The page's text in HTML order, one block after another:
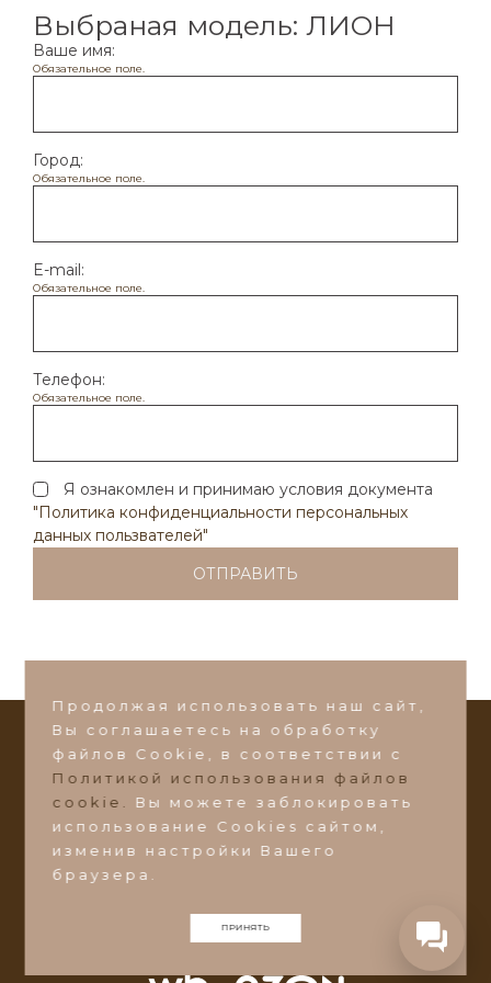
Продолжая использовать наш сайт,
Вы соглашаетесь на обработку
файлов Сookie, в соответствии с
Политикой использования файлов
cookie.
Вы можете заблокировать
использование Cookies сайтом,
изменив настройки Вашего
браузера.
ПРИНЯТЬ
Выбраная модель: ЛИОН
Ваше имя:
Обязательное поле.
Город:
Обязательное поле.
E-mail:
Обязательное поле.
Телефон:
Обязательное поле.
Я ознакомлен и принимаю условия документа
"Политика конфиденциальности персональных
данных пользвателей"
СТАТЬ ДИЛЕРОМ
©2026 Фабрика мебели "Добрый Стиль"
Ульяновская область, Барышский район, пос.
Поливаново, ул. Зеленая 1А
Ваше имя*
Номер телефона*
Город
Написать в Max
Написать в VK